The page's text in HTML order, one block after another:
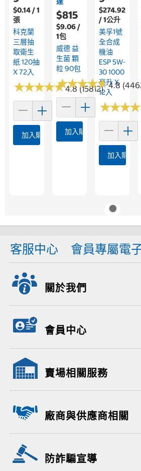
$0.14 / 1
張
科克蘭
三層抽
取衛生
紙 120抽
X 72入
★★★★★
★★★★★4.8 (15812)
加入購物車
$815
$9.06 /
1包
威德 益
生菌 顆
粒 90包
★★★★★
★★★★★4.8
加入購物車
$274.92
/ 1公升
美孚1號
全合成
機油
ESP 5W-
30 1000
毫升 X
12入
★★★
★★★
加入購物
客服中心 會員專屬電
關於我們
會員中心
賣場相關服務
廠商與供應商相關
防詐騙宣導